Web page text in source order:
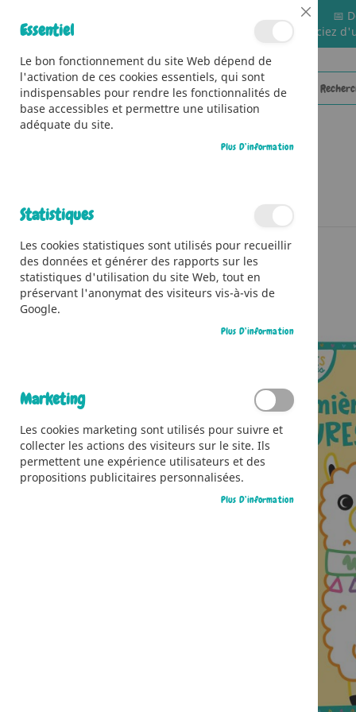
📅
🚚 Bénéficiez
to
the
end
of
Cookie
Bar
Essentiel
Le bon fonctionnement du site Web dépend de
l'activation de ces cookies essentiels, qui sont
indispensables pour rendre les fonctionnalités de
base accessibles et permettre une utilisation
adéquate du site.
Plus D’information
Statistiques
Les cookies statistiques sont utilisés pour recueillir
des données et générer des rapports sur les
statistiques d'utilisation du site Web, tout en
préservant l'anonymat des visiteurs vis-à-vis de
Google.
Plus D’information
Marketing
Les cookies marketing sont utilisés pour suivre et
collecter les actions des visiteurs sur le site. Ils
permettent une expérience utilisateurs et des
propositions publicitaires personnalisées.
Plus D’information